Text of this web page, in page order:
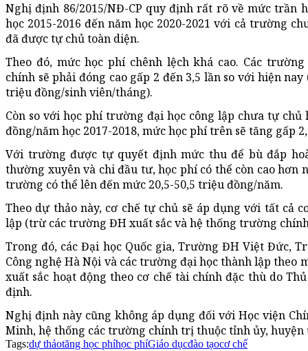
Nghị định 86/2015/NĐ-CP quy định rất rõ về mức trần
học 2015-2016 đến năm học 2020-2021 với cả trường
đã được tự chủ toàn diện.
Theo đó, mức học phí chênh lệch khá cao. Các
chính sẽ phải đóng cao gấp 2 đến 3,5 lần so với hiện nay
triệu đồng/sinh viên/tháng).
Còn so với học phí trường đại học công lập chưa tự chủ
đồng/năm học 2017-2018, mức học phí trên sẽ tăng gấp
Với trường được tự quyết định mức thu để bù đắp
thường xuyên và chi đầu tư, học phí có thể còn cao hơn
trường có thể lên đến mức 20,5-50,5 triệu đồng/năm.
Theo dự thảo này, cơ chế tự chủ sẽ áp dụng với tất cả
lập (trừ các trường ĐH xuất sắc và hệ thống trường
Trong đó, các Đại học Quốc gia, Trường ĐH Việt Đức,
Công nghệ Hà Nội và các trường đại học thành lập theo
xuất sắc hoạt động theo cơ chế tài chính đặc thù do
định.
Nghị định này cũng không áp dụng đối với Học viện
Minh, hệ thống các trường chính trị thuộc tỉnh ủy, huyện
Tags:dự thảotăng học phíhọc phíGiáo dụcđào tạocơ chế